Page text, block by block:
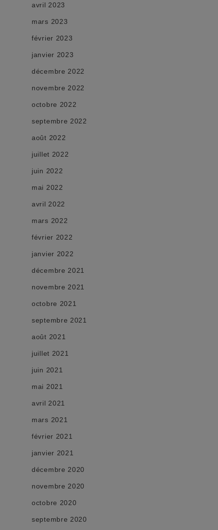
avril 2023
mars 2023
février 2023
janvier 2023
décembre 2022
novembre 2022
octobre 2022
septembre 2022
août 2022
juillet 2022
juin 2022
mai 2022
avril 2022
mars 2022
février 2022
janvier 2022
décembre 2021
novembre 2021
octobre 2021
septembre 2021
août 2021
juillet 2021
juin 2021
mai 2021
avril 2021
mars 2021
février 2021
janvier 2021
décembre 2020
novembre 2020
octobre 2020
septembre 2020